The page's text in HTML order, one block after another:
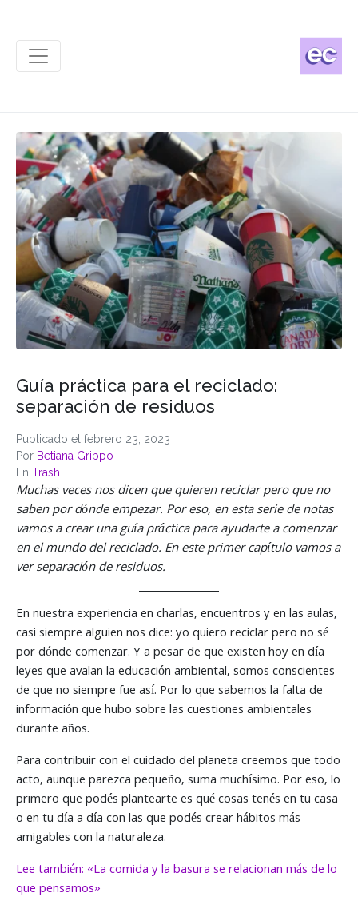
Publicado el febrero 23, 2023
Por Betiana Grippo
En Trash
Guía práctica para el reciclado:
separación de residuos
Muchas veces nos dicen que quieren reciclar pero que no
saben por dónde empezar. Por eso, en esta serie de notas
vamos a crear una guía práctica para ayudarte a comenzar
en el mundo del reciclado. En este primer capítulo vamos a
ver separación de residuos.
En nuestra experiencia en charlas, encuentros y en las aulas,
casi siempre alguien nos dice: yo quiero reciclar pero no sé
por dónde comenzar. Y a pesar de que existen hoy en día
leyes que avalan la educación ambiental, somos conscientes
de que no siempre fue así. Por lo que sabemos la falta de
información que hubo sobre las cuestiones ambientales
durante años.
Para contribuir con el cuidado del planeta creemos que todo
acto, aunque parezca pequeño, suma muchísimo. Por eso, lo
primero que podés plantearte es qué cosas tenés en tu casa
o en tu día a día con las que podés crear hábitos más
amigables con la naturaleza.
Lee también: «La comida y la basura se relacionan más de lo
que pensamos»